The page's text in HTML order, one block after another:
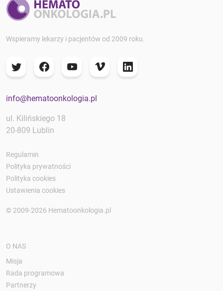
Wspieramy lekarzy i pacjentów od 2009 roku.
info@hematoonkologia.pl
ul. Kilińskiego 18
20-809 Lublin
Regulamin
Polityka prywatności
Polityka cookies
Ustawienia cookies
© 2009-2026 Hematoonkologia.pl
O NAS
Misja
Rada programowa
Partnerzy